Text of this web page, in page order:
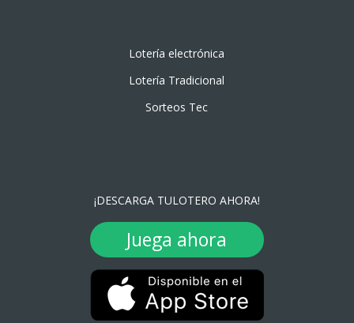
Lotería electrónica
Lotería Tradicional
Sorteos Tec
¡DESCARGA TULOTERO AHORA!
Juega ahora